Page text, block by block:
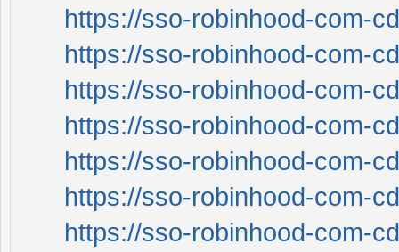
https://sso-robinhood-com-
https://sso-robinhood-com-
https://sso-robinhood-com-
https://sso-robinhood-com-
https://sso-robinhood-com-
https://sso-robinhood-com-
https://sso-robinhood-com-